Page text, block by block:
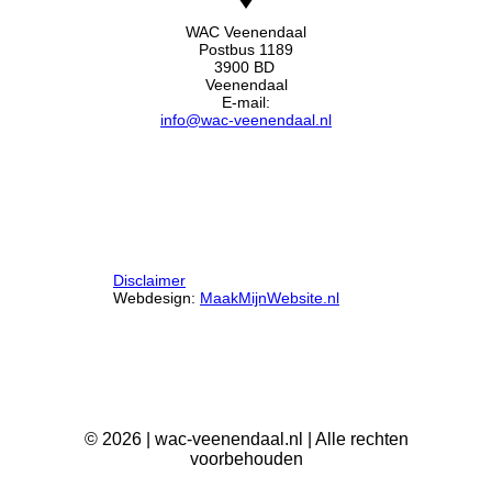
WAC Veenendaal
Postbus 1189
3900 BD
Veenendaal
E-mail:
info@wac-veenendaal.nl
Disclaimer
Webdesign: MaakMijnWebsite.nl
© 2026| wac-veenendaal.nl | Alle rechten
voorbehouden